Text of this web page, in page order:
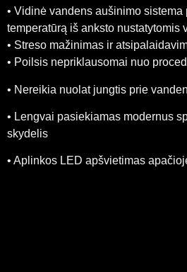
• Vidinė vandens aušinimo
temperatūrą iš anksto nustatytomis
• Streso mažinimas ir
• Poilsis nepriklausomai nuo
• Nereikia nuolat jungtis prie
• Lengvai pasiekiamas modernus
skydelis
• Aplinkos LED apšvietimas